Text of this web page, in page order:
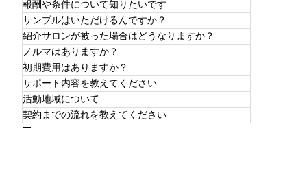
はい。美容業界とのつながりがある方や、
空いた時間で活動したい方もご相談いただ
けます。
基本資料やご案内内容をご用意しているた
め、はじめての方でも進めやすい体制を整
えています。
報酬や条件について知りたいです
資料をお送りしております。ご興味があれ
ばメールまたはLINEでお送りすることも可
能です。
サンプルはいただけるんですか？
サンプルはこちらから資料を同封して無料
で送ります。
紹介サロンが被った場合はどうなりますか？
同一のご紹介があった場合は先にご連絡を
いただいた順とさせていただきます。
ノルマはありますか？
ノルマは一切ございません。
初期費用はありますか？
ご登録の際の初期費用はございません。
サポート内容を教えてください
ご紹介のサポートと言うよりは商品の紹介
がメインです。トリートメントのサンプ
活動地域について
こちらで優先順位で調整させていただきま
契約までの流れを教えてください